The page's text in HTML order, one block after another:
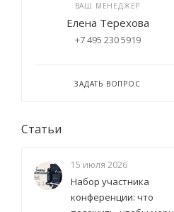
ВАШ МЕНЕДЖЕР
Елена Терехова
+7 495 230 5919
ЗАДАТЬ ВОПРОС
Статьи
15 июля 2026
Набор участника
конференции: что